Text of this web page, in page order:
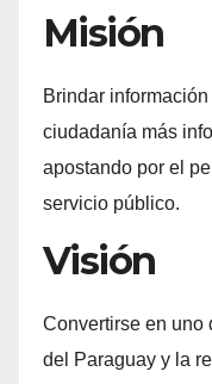
Misión
Brindar
ciudadanía más
apostando por el
servicio público.
Visión
Convertirse en uno
del Paraguay y la